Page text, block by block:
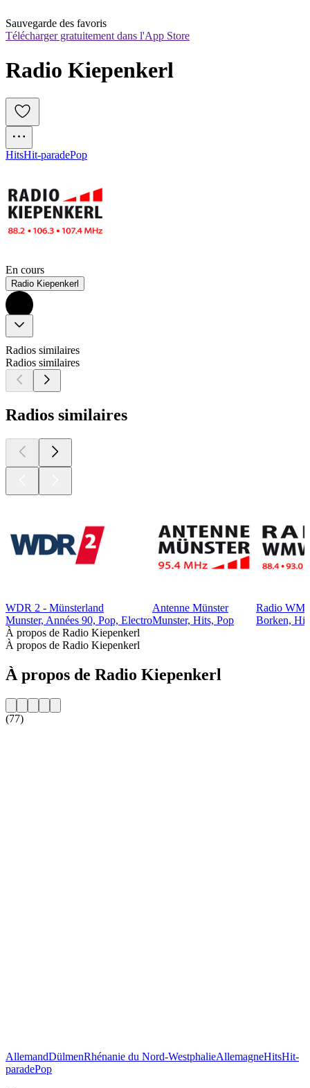
Sauvegarde des favoris
Télécharger gratuitement dans l'App Store
Radio Kiepenkerl
HitsHit-paradePop
En cours
Radio Kiepenkerl
Radios similaires
Radios similaires
Radios similaires
WDR 2 - Münsterland
Munster, Années 90, Pop, Electro
Antenne Münster
Munster, Hits, Pop
Radio
Borken,
À propos de Radio Kiepenkerl
À propos de Radio Kiepenkerl
À propos de Radio Kiepenkerl
(77)
AllemandDülmenRhénanie du Nord-WestphalieAllemagneHitsHit-
paradePop